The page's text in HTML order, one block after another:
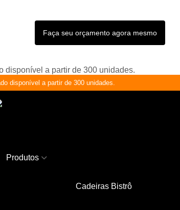
Faça seu orçamento agora mesmo
disponível a partir de 300 unidades.
disponível a partir de 300 unidades.
Produtos
Cadeiras Bistrô